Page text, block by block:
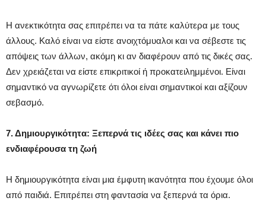
Η ανεκτικότητα σας επιτρέπει να τα πάτε καλύτερα με τους
άλλους. Καλό είναι να είστε ανοιχτόμυαλοι και να σέβεστε τις
απόψεις των άλλων, ακόμη κι αν διαφέρουν από τις δικές σας.
Δεν χρειάζεται να είστε επικριτικοί ή προκατειλημμένοι. Είναι
σημαντικό να αγνωρίζετε ότι όλοι είναι σημαντικοί και αξίζουν
σεβασμό.
7. Δημιουργικότητα: Ξεπερνά τις ιδέες σας και κάνει πιο
ενδιαφέρουσα τη ζωή
Η δημιουργικότητα είναι μια έμφυτη ικανότητα που έχουμε όλοι
από παιδιά. Επιτρέπει στη φαντασία να ξεπερνά τα όρια.